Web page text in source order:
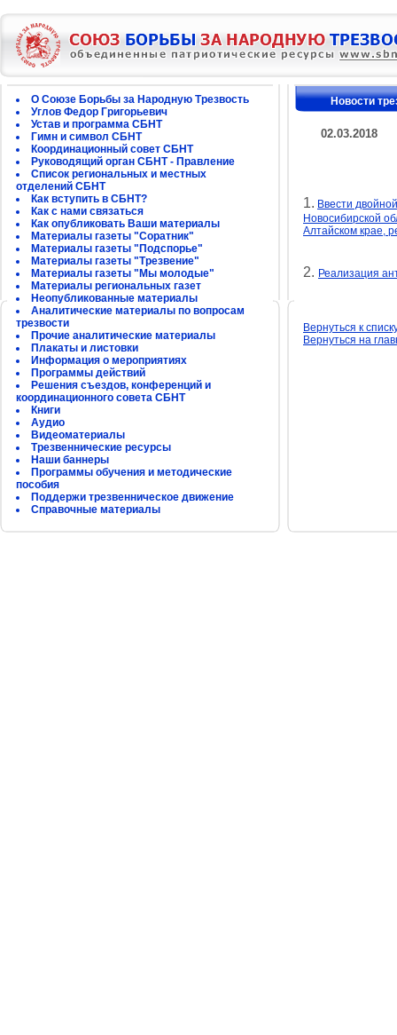
О Союзе Борьбы за Народную Трезвость
Углов Федор Григорьевич
Устав и программа СБНТ
Гимн и символ СБНТ
Координационный совет СБНТ
Руководящий орган СБНТ - Правление
Список региональных и местных
отделений СБНТ
Как вступить в СБНТ?
Как с нами связаться
Как опубликовать Ваши материалы
Материалы газеты "Соратник"
Материалы газеты "Подспорье"
Материалы газеты "Трезвение"
Материалы газеты "Мы молодые"
Материалы региональных газет
Неопубликованные материалы
Аналитические материалы по вопросам
трезвости
Прочие аналитические материалы
Плакаты и листовки
Информация о мероприятиях
Программы действий
Решения съездов, конференций и
координационного совета СБНТ
Книги
Аудио
Видеоматериалы
Трезвеннические ресурсы
Наши баннеры
Программы обучения и методические
пособия
Поддержи трезвенническое движение
Справочные материалы
Новости
02.03.2018
1. Ввести
Новосибирской
Алтайском крае,
2. Реализация
Вернуться к
Вернуться на